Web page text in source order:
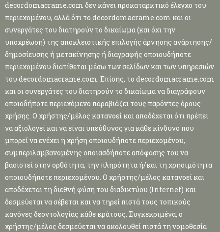
decordomacrame.com δεν κάνει προκαταρκτικό έλεγχο του
περιεχομένου, αλλά ότι το decordomacrame.com και οι
συνεργάτες του διατηρούν το δικαίωμα (και όχι την
υποχρέωση) της αποκλειστικής επιλογής άρνησης ανάρτησης/
δημοσίευσης ή μετακίνησης ή διαγραφής οποιουδήποτε
περιεχομένου διατίθεται μέσω των σελίδων και των υπηρεσιών
του decordomacrame.com. Επίσης, το decordomacrame.com
και οι συνεργάτες του διατηρούν το δικαίωμα να διαγράφουν
οποιοδήποτε περιεχόμενο παραβιάζει τους παρόντες όρους
χρήσης. Ο χρήστης/μέλος κατανοεί και αποδέχεται ότι πρέπει
να αξιολογεί και να είναι υπεύθυνος για κάθε κίνδυνο που
μπορεί να ενέχει η χρήση οποιουδήποτε περιεχομένου,
συμπεριλαμβανομένης οποιασδήποτε απόφασης του να
βασιστεί στην ορθότητα, την πληρότητα ή/και τη χρησιμότητα
οποιουδήποτε περιεχομένου. Ο χρήστης/μέλος κατανοεί και
αποδέχεται τη διεθνή φύση του διαδικτύου (Ιnternet) και
δεσμεύεται να σέβεται και να τηρεί πιστά τους τοπικούς
κανόνες δεοντολογίας κάθε κράτους. Συγκεκριμένα, ο
χρήστης/μέλος δεσμεύεται να ακολουθεί πιστά τη νομοθεσία